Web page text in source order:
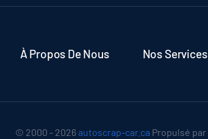
À Propos De Nous Nos Services
© 2000 - 2026autoscrap-car.ca Propulsé par